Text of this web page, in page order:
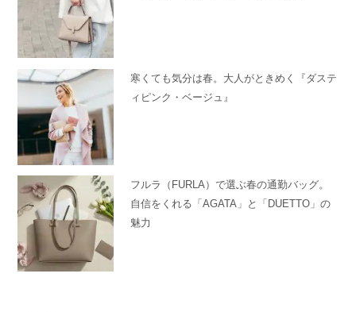
寒くても気分は春。大人がときめく『ダステ
ィピンク・ベージュ』
フルラ（FURLA）で選ぶ春の通勤バッグ。
自信をくれる「AGATA」と「DUETTO」の
魅力